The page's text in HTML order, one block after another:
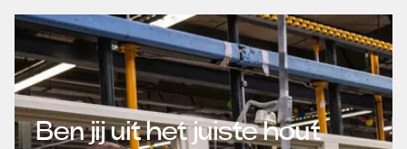
Ben jij uit het juiste hout